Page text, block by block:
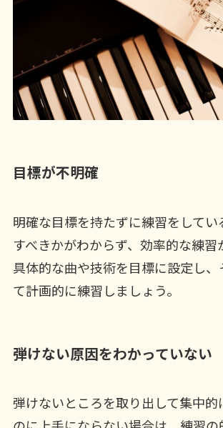
目標が不明確
明確な目標を持たずに練習をしてい
すべきかがわからず、効率的な練習
具体的な曲や技術を目標に設定し、
て計画的に練習しましょう。
弾けない原因をわかっていない
弾けないところを取り出して集中的